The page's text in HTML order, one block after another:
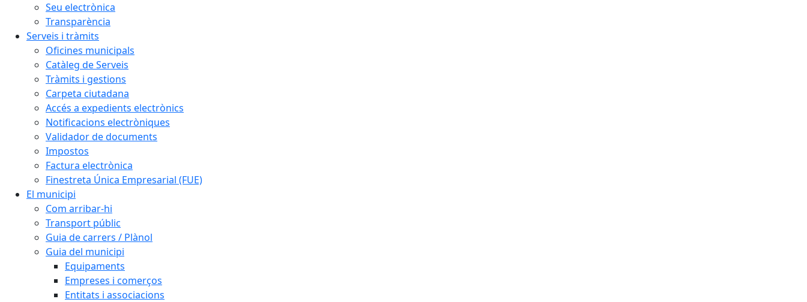
Seu electrònica
Transparència
Serveis i tràmits
Oficines municipals
Catàleg de Serveis
Tràmits i gestions
Carpeta ciutadana
Accés a expedients electrònics
Notificacions electròniques
Validador de documents
Impostos
Factura electrònica
Finestreta Única Empresarial (FUE)
El municipi
Com arribar-hi
Transport públic
Guia de carrers / Plànol
Guia del municipi
Equipaments
Empreses i comerços
Entitats i associacions